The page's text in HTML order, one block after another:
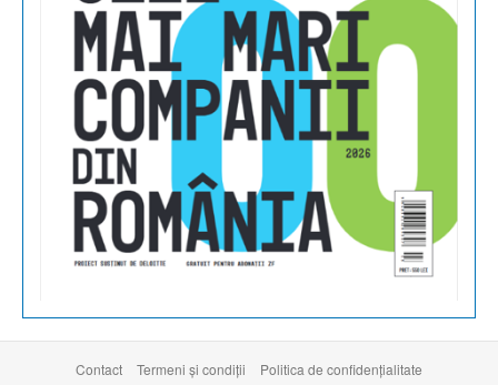
Contact Termeni şi condiţii Politica de confidențialitate